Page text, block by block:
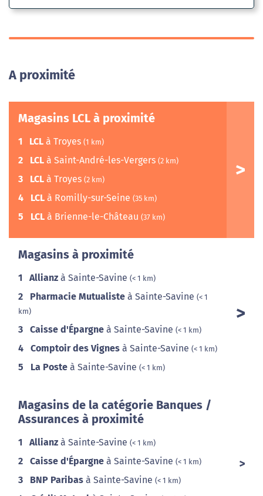
A proximité
Magasins LCL à proximité
1 LCL à Troyes (1 km)
2 LCL à Saint-André-les-Vergers (2 km)
3 LCL à Troyes (2 km)
4 LCL à Romilly-sur-Seine (35 km)
5 LCL à Brienne-le-Château (37 km)
Magasins à proximité
1 Allianz à Sainte-Savine (< 1 km)
2 Pharmacie Mutualiste à Sainte-Savine (< 1
km)
3 Caisse d'Épargne à Sainte-Savine (< 1 km)
4 Comptoir des Vignes à Sainte-Savine (< 1 km)
5 La Poste à Sainte-Savine (< 1 km)
Magasins de la catégorie Banques /
Assurances à proximité
1 Allianz à Sainte-Savine (< 1 km)
2 Caisse d'Épargne à Sainte-Savine (< 1 km)
3 BNP Paribas à Sainte-Savine (< 1 km)